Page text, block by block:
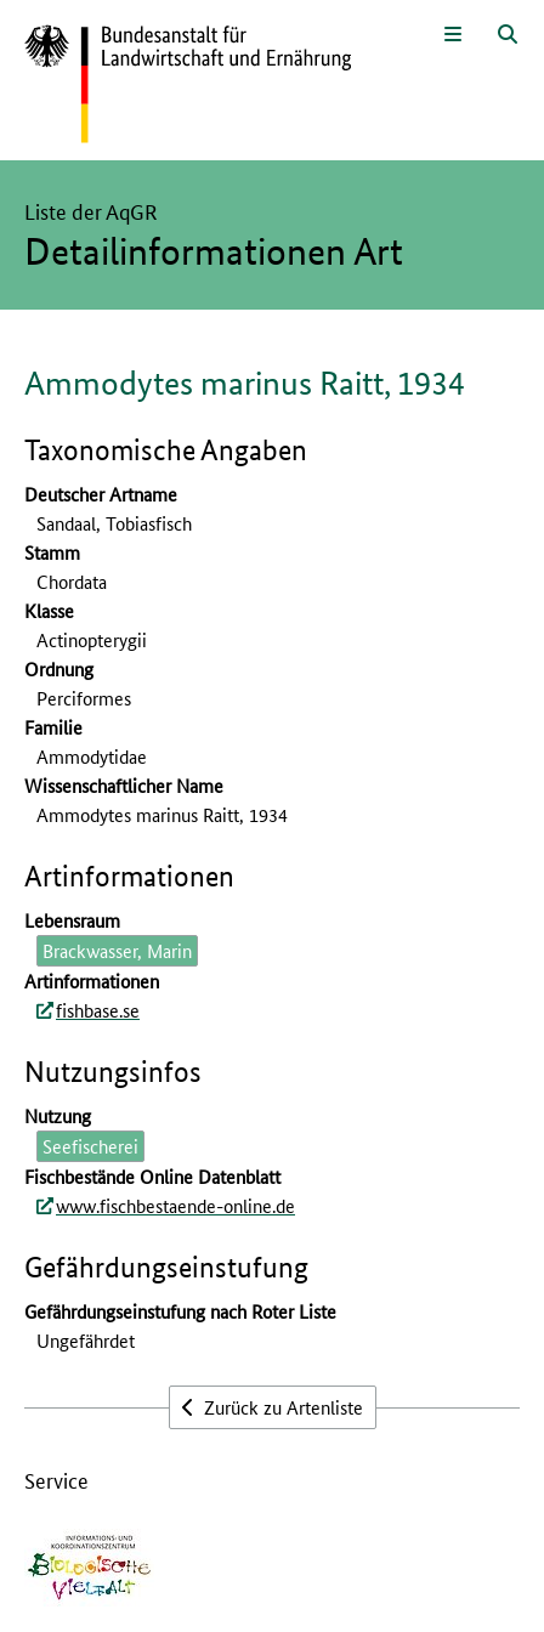
Zur Sprachwahl und Menü
Detailinformationen Art
Liste der AqGR
Ammodytes marinus Raitt, 1934
Taxonomische Angaben
Deutscher Artname
Sandaal, Tobiasfisch
Stamm
Chordata
Klasse
Actinopterygii
Ordnung
Perciformes
Familie
Ammodytidae
Wissenschaftlicher Name
Ammodytes marinus Raitt, 1934
Artinformationen
Lebensraum
Brackwasser, Marin
Artinformationen
fishbase.se
Nutzungsinfos
Nutzung
Seefischerei
Fischbestände Online Datenblatt
www.fischbestaende-online.de
Gefährdungseinstufung
Gefährdungseinstufung nach Roter Liste
Ungefährdet
Zurück zu Artenliste
Service